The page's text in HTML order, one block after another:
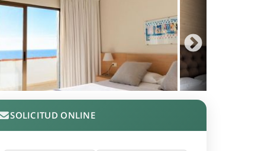
SOLICITUD ONLINE